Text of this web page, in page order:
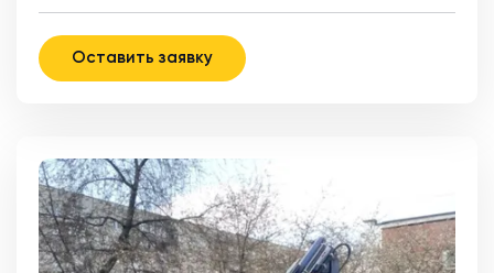
Оставить заявку